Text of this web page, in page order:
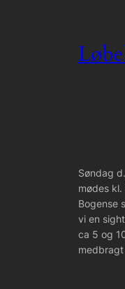
Søndag
mødes
Bogense
vi en
ca 5 og